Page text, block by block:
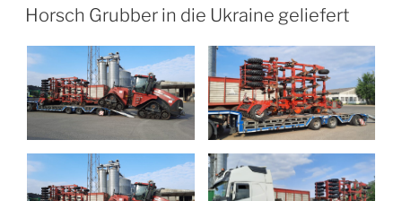
AM
Horsch Grubber in die Ukraine geliefert